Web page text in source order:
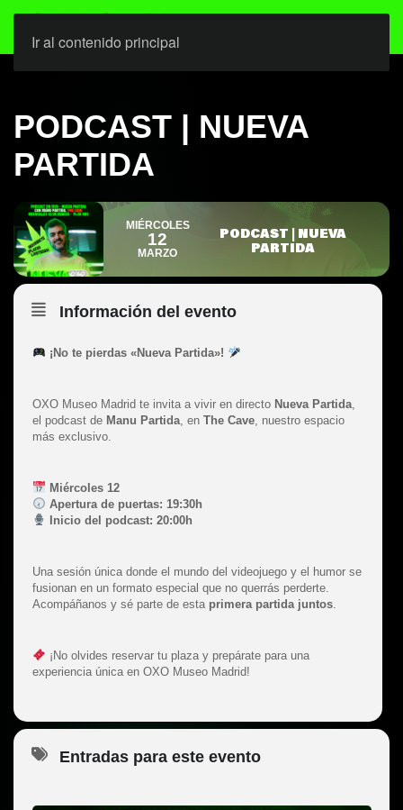
Ir al contenido principal
PODCAST | NUEVA
PARTIDA
MIÉRCOLES
12
MARZO
PODCAST | NUEVA
PARTIDA
Información del evento
¡No te pierdas «Nueva Partida»!
OXO Museo Madrid te invita a vivir en directo Nueva Partida,
el podcast de Manu Partida, en The Cave, nuestro espacio
más exclusivo.
Miércoles 12
Apertura de puertas: 19:30h
Inicio del podcast: 20:00h
Una sesión única donde el mundo del videojuego y el humor se
fusionan en un formato especial que no querrás perderte.
Acompáñanos y sé parte de esta primera partida juntos.
¡No olvides reservar tu plaza y prepárate para una
experiencia única en OXO Museo Madrid!
Entradas para este evento